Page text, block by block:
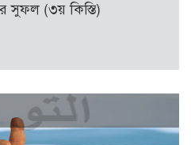
সুফল (৩য় কিস্তি)